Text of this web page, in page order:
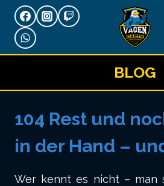
Zum
Inhalt
springen
BLOG
104 Rest und
in der Hand –
Wer kennt es nicht – man